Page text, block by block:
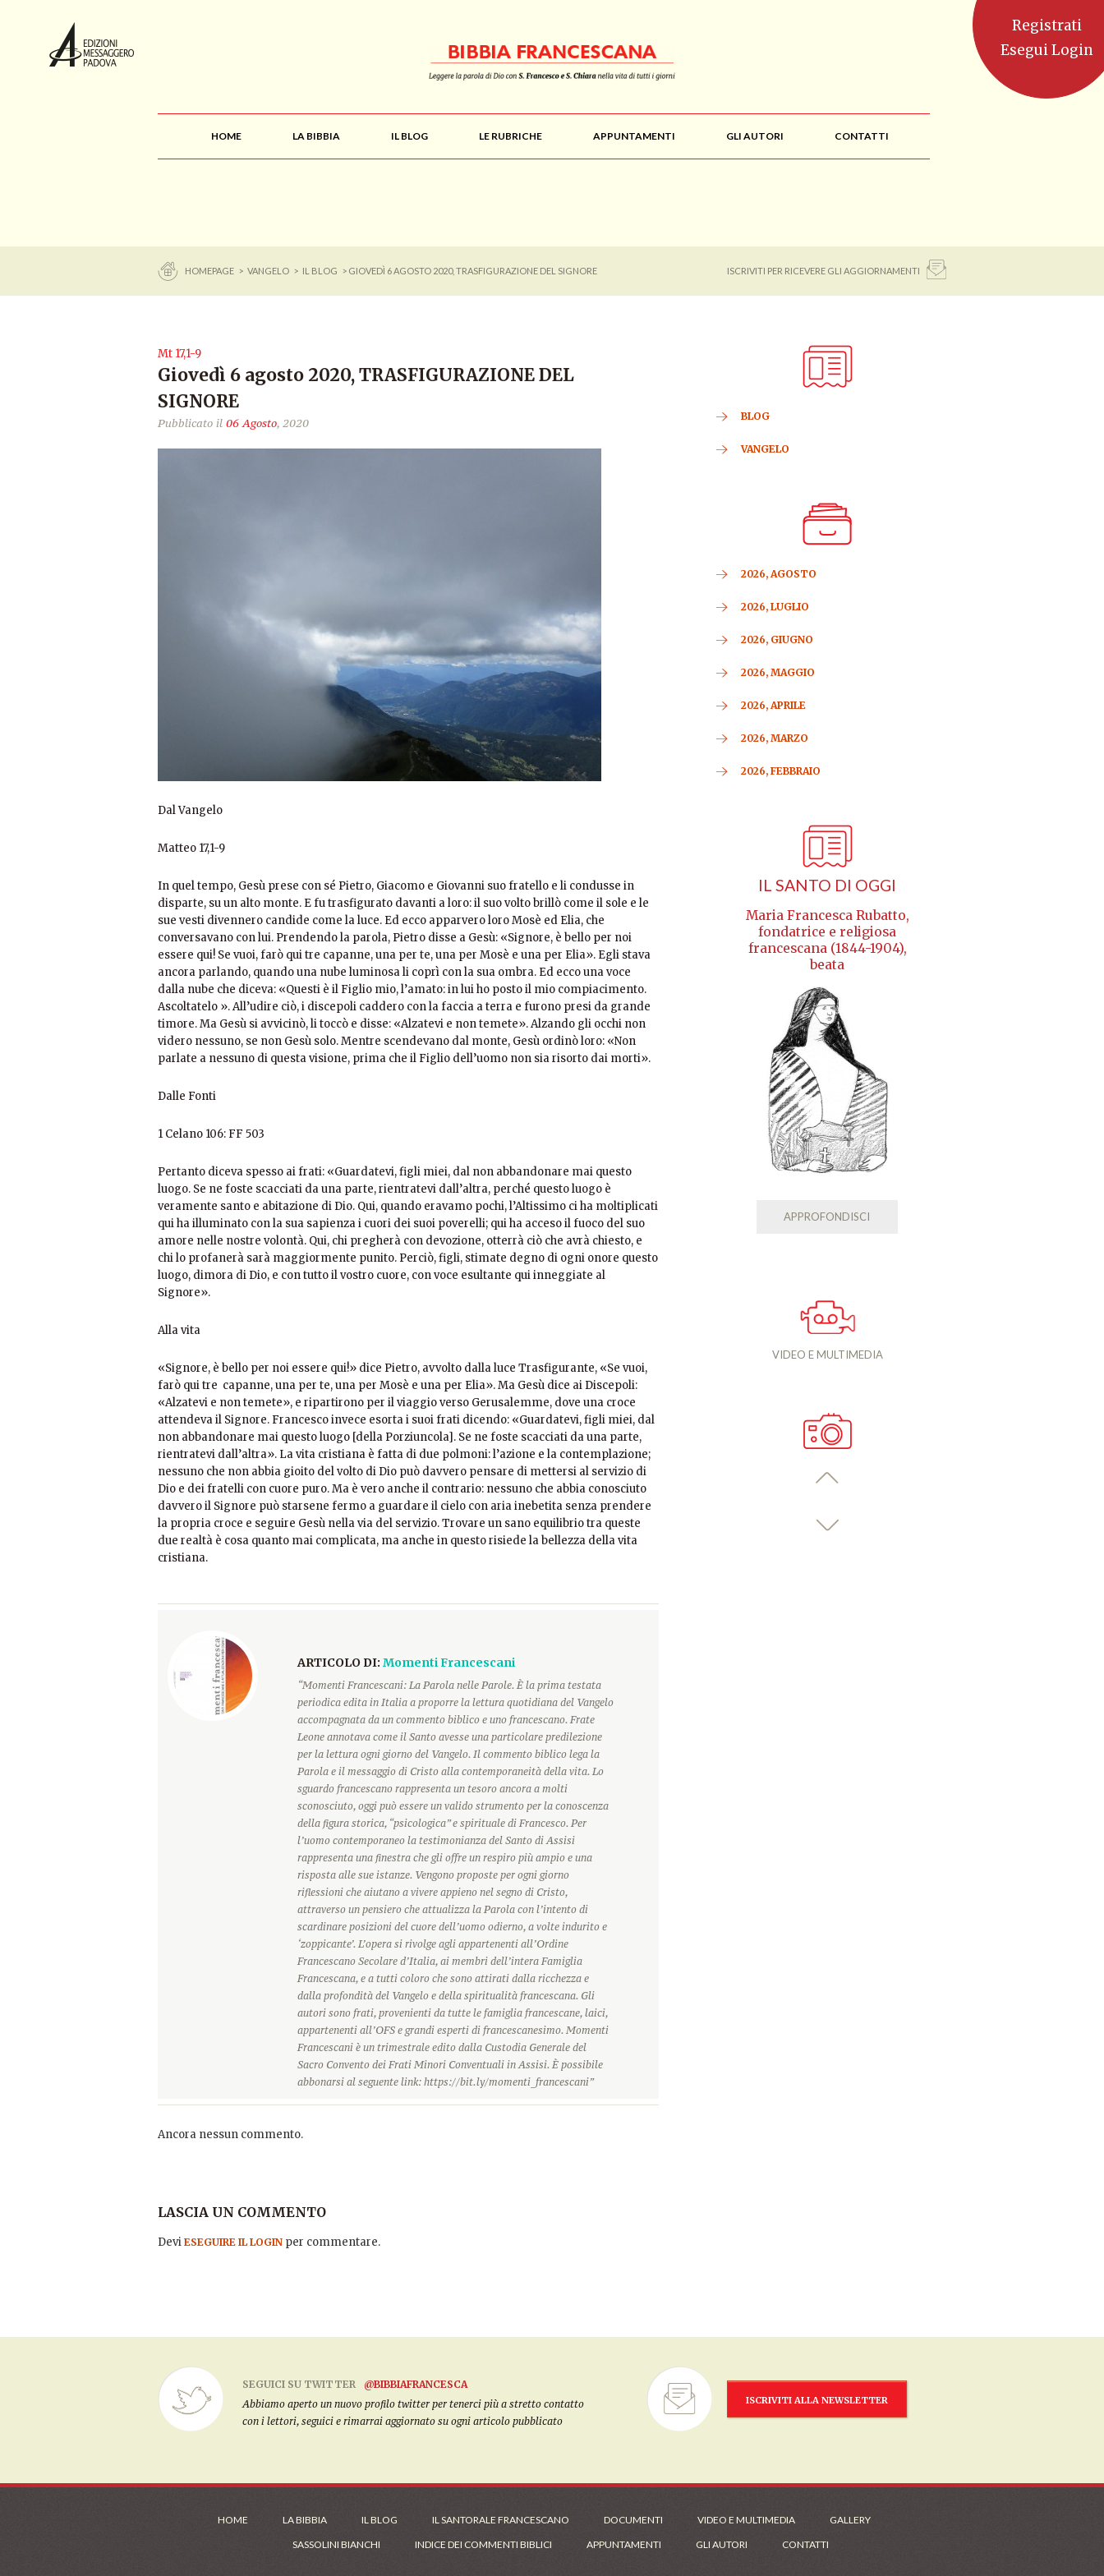
HOME LA BIBBIA IL BLOG LE RUBRICHE APPUNTAMENTI GLI AUTORI CONTATTI
HOMEPAGE > VANGELO > IL BLOG > GIOVEDÌ 6 AGOSTO 2020, TRASFIGURAZIONE DEL SIGNORE ISCRIVITI PER RICEVERE GLI AGGIORNAMENTI
Mt 17,1-9
Giovedì 6 agosto 2020, TRASFIGURAZIONE DEL
SIGNORE
Pubblicato il 06 Agosto, 2020
Dal Vangelo
Matteo 17,1-9
In quel tempo, Gesù prese con sé Pietro, Giacomo e Giovanni suo fratello e li condusse in
disparte, su un alto monte. E fu trasfigurato davanti a loro: il suo volto brillò come il sole e le
sue vesti divennero candide come la luce. Ed ecco apparvero loro Mosè ed Elia, che
conversavano con lui. Prendendo la parola, Pietro disse a Gesù: «Signore, è bello per noi
essere qui! Se vuoi, farò qui tre capanne, una per te, una per Mosè e una per Elia». Egli stava
ancora parlando, quando una nube luminosa li coprì con la sua ombra. Ed ecco una voce
dalla nube che diceva: «Questi è il Figlio mio, l’amato: in lui ho posto il mio compiacimento.
Ascoltatelo ». All’udire ciò, i discepoli caddero con la faccia a terra e furono presi da grande
timore. Ma Gesù si avvicinò, li toccò e disse: «Alzatevi e non temete». Alzando gli occhi non
videro nessuno, se non Gesù solo. Mentre scendevano dal monte, Gesù ordinò loro: «Non
parlate a nessuno di questa visione, prima che il Figlio dell’uomo non sia risorto dai morti».
Dalle Fonti
1 Celano 106: FF 503
Pertanto diceva spesso ai frati: «Guardatevi, figli miei, dal non abbandonare mai questo
luogo. Se ne foste scacciati da una parte, rientratevi dall’altra, perché questo luogo è
veramente santo e abitazione di Dio. Qui, quando eravamo pochi, l’Altissimo ci ha moltiplicati
qui ha illuminato con la sua sapienza i cuori dei suoi poverelli; qui ha acceso il fuoco del suo
amore nelle nostre volontà. Qui, chi pregherà con devozione, otterrà ciò che avrà chiesto, e
chi lo profanerà sarà maggiormente punito. Perciò, figli, stimate degno di ogni onore questo
luogo, dimora di Dio, e con tutto il vostro cuore, con voce esultante qui inneggiate al
Signore».
Alla vita
«Signore, è bello per noi essere qui!» dice Pietro, avvolto dalla luce Trasfigurante, «Se vuoi,
farò qui tre capanne, una per te, una per Mosè e una per Elia». Ma Gesù dice ai Discepoli:
«Alzatevi e non temete», e ripartirono per il viaggio verso Gerusalemme, dove una croce
attendeva il Signore. Francesco invece esorta i suoi frati dicendo: «Guardatevi, figli miei, dal
non abbandonare mai questo luogo [della Porziuncola]. Se ne foste scacciati da una parte,
rientratevi dall’altra». La vita cristiana è fatta di due polmoni: l’azione e la contemplazione;
nessuno che non abbia gioito del volto di Dio può davvero pensare di mettersi al servizio di
Dio e dei fratelli con cuore puro. Ma è vero anche il contrario: nessuno che abbia conosciuto
davvero il Signore può starsene fermo a guardare il cielo con aria inebetita senza prendere
la propria croce e seguire Gesù nella via del servizio. Trovare un sano equilibrio tra queste
due realtà è cosa quanto mai complicata, ma anche in questo risiede la bellezza della vita
cristiana.
ARTICOLO DI: Momenti Francescani
“Momenti Francescani: La Parola nelle Parole. È la prima testata
periodica edita in Italia a proporre la lettura quotidiana del Vangelo
accompagnata da un commento biblico e uno francescano. Frate
Leone annotava come il Santo avesse una particolare predilezione
per la lettura ogni giorno del Vangelo. Il commento biblico lega la
Parola e il messaggio di Cristo alla contemporaneità della vita. Lo
sguardo francescano rappresenta un tesoro ancora a molti
sconosciuto, oggi può essere un valido strumento per la conoscenza
della figura storica, “psicologica” e spirituale di Francesco. Per
l’uomo contemporaneo la testimonianza del Santo di Assisi
rappresenta una finestra che gli offre un respiro più ampio e una
risposta alle sue istanze. Vengono proposte per ogni giorno
riflessioni che aiutano a vivere appieno nel segno di Cristo,
attraverso un pensiero che attualizza la Parola con l’intento di
scardinare posizioni del cuore dell’uomo odierno, a volte indurito e
‘zoppicante’. L’opera si rivolge agli appartenenti all’Ordine
Francescano Secolare d’Italia, ai membri dell’intera Famiglia
Francescana, e a tutti coloro che sono attirati dalla ricchezza e
dalla profondità del Vangelo e della spiritualità francescana. Gli
autori sono frati, provenienti da tutte le famiglia francescane, laici,
appartenenti all’OFS e grandi esperti di francescanesimo. Momenti
Francescani è un trimestrale edito dalla Custodia Generale del
Sacro Convento dei Frati Minori Conventuali in Assisi. È possibile
abbonarsi al seguente link: https://bit.ly/momenti_francescani”
Ancora nessun commento.
LASCIA UN COMMENTO
Devi ESEGUIRE IL LOGIN per commentare.
BLOG
VANGELO
2026, AGOSTO
2026, LUGLIO
2026, GIUGNO
2026, MAGGIO
2026, APRILE
2026, MARZO
2026, FEBBRAIO
IL SANTO DI OGGI
Maria Francesca Rubatto,
fondatrice e religiosa
francescana (1844-1904),
beata
APPROFONDISCI
VIDEO E MULTIMEDIA
SEGUICI SU TWITTER
@BIBBIAFRANCESCA
Abbiamo aperto un nuovo profilo twitter per tenerci più a stretto contatto
con i lettori, seguici e rimarrai aggiornato su ogni articolo pubblicato
ISCRIVITI ALLA NEWSLETTER
HOME LA BIBBIA IL BLOG IL SANTORALE FRANCESCANO DOCUMENTI VIDEO E MULTIMEDIA
GALLERY
SASSOLINI BIANCHI
INDICE DEI COMMENTI BIBLICI APPUNTAMENTI GLI AUTORI CONTATTI
Registrati
Esegui Login